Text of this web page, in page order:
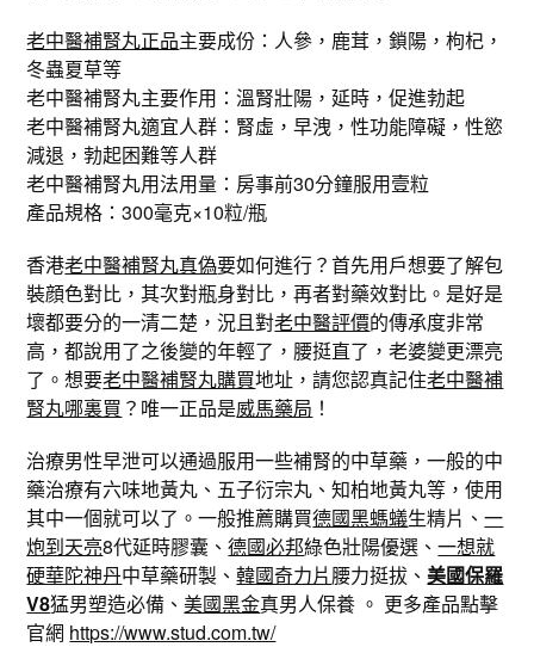
老中醫補腎丸正品主要成份：人參，鹿茸，鎖陽，枸杞，
冬蟲夏草等
老中醫補腎丸主要作用：溫腎壯陽，延時，促進勃起
老中醫補腎丸適宜人群：腎虛，早洩，性功能障礙，性慾
減退，勃起困難等人群
老中醫補腎丸用法用量：房事前30分鐘服用壹粒
產品規格：300毫克×10粒/瓶
香港老中醫補腎丸真偽要如何進行？首先用戶想要了解包
裝顔色對比，其次對瓶身對比，再者對藥效對比。是好是
壞都要分的一清二楚，況且對老中醫評價的傳承度非常
高，都說用了之後變的年輕了，腰挺直了，老婆變更漂亮
了。想要老中醫補腎丸購買地址，請您認真記住老中醫補
腎丸哪裏買 ？唯一正品是威馬藥局 ！
治療男性早泄可以通過服用一些補腎的中草藥，一般的中
藥治療有六味地黃丸、五子衍宗丸、知柏地黃丸等，使用
其中一個就可以了。一般推薦購買德國黑螞蟻生精片、一
炮到天亮8代延時膠囊、德國必邦綠色壯陽優選、一想就
硬華陀神丹中草藥研製、韓國奇力片腰力挺拔、美國保羅
V8猛男塑造必備、美國黑金真男人保養 。 更多產品點擊
官網 https://www.stud.com.tw/